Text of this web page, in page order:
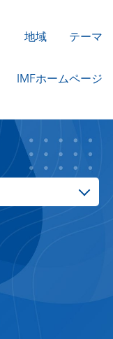
地域 テーマ
IMFホームページ